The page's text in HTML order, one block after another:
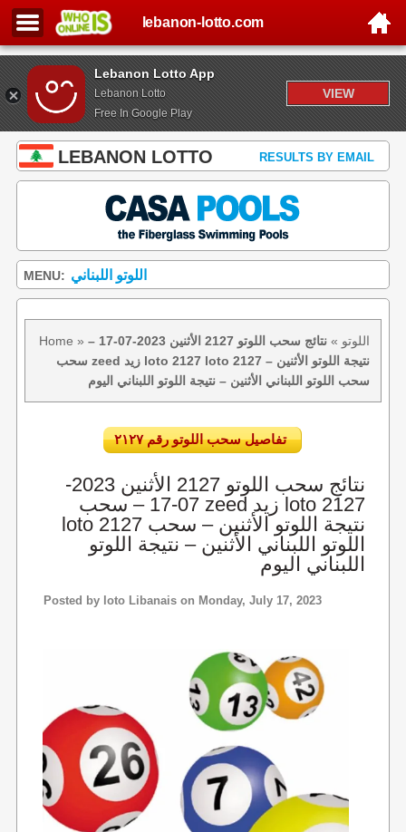
Lebanon Lotto App
Lebanon Lotto
Free In Google Play
VIEW
lebanon-lotto.com
LEBANON LOTTO RESULTS BY EMAIL
MENU: اللوتو اللبناني
Home » اللوتو »
نتائج سحب اللوتو 2127 الأثنين 2023-07-17 –
سحب zeed زيد loto 2127 loto 2127 نتيجة اللوتو الأثنين –
سحب اللوتو اللبناني الأثنين – نتيجة اللوتو اللبناني اليوم
تفاصيل سحب اللوتو رقم ٢١٢٧
نتائج سحب اللوتو 2127 الأثنين 2023-
07-17 – سحب zeed زيد loto 2127
loto 2127 نتيجة اللوتو الأثنين – سحب
اللوتو اللبناني الأثنين – نتيجة اللوتو
اللبناني اليوم
Posted by loto Libanaison Monday, July 17, 2023